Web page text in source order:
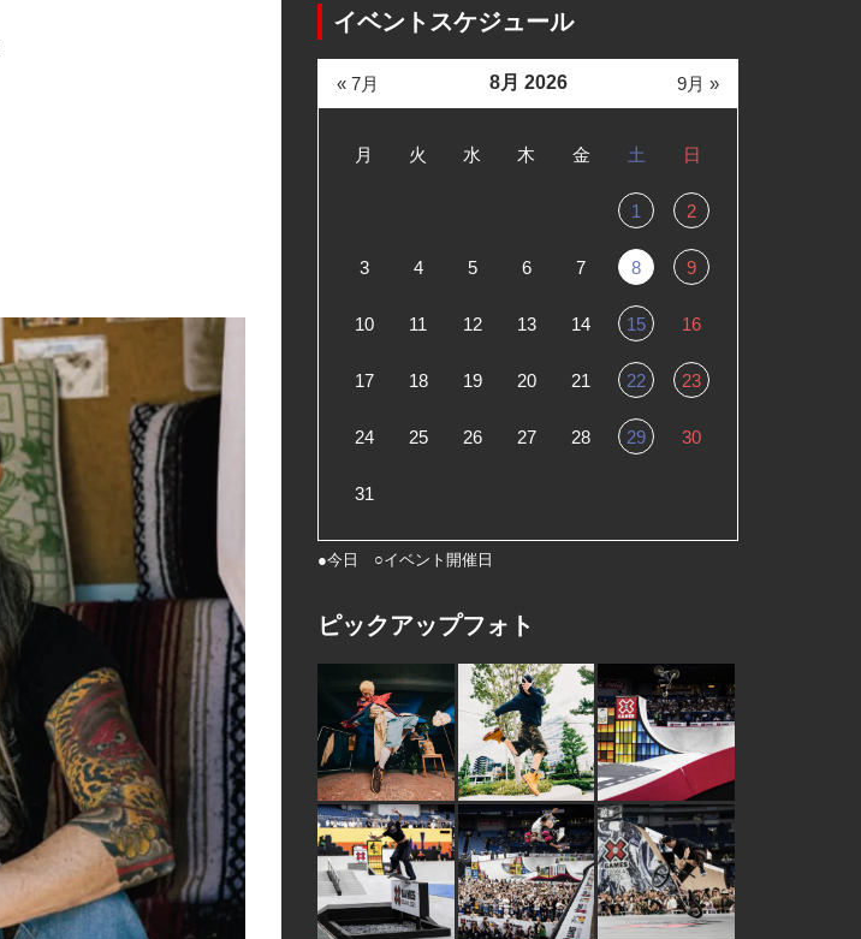
イベントスケジュール
8月 2026
月 火 水 木 金 土 日
1 2
3 4 5 6 7 8 9
10 11 12 13 14 15 16
17 18 19 20 21 22 23
24 25 26 27 28 29 30
31
« 7月 9月 »
●今日 ○イベント開催日
ピックアップフォト